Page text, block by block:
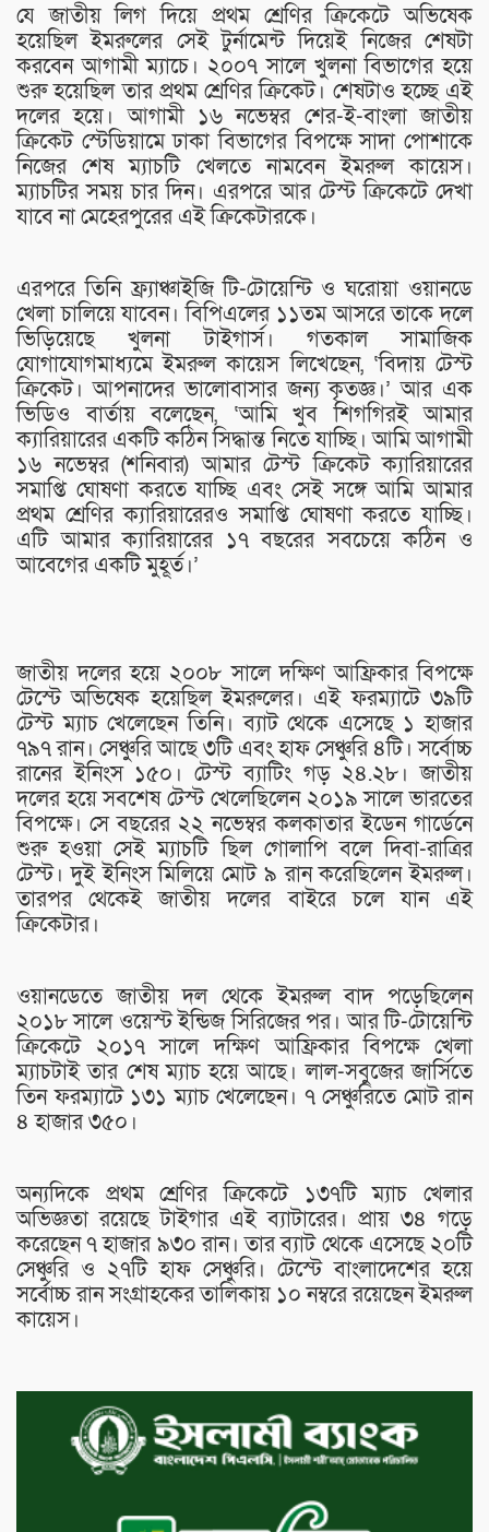
যে জাতীয় লিগ দিয়ে প্রথম শ্রেণির ক্রিকেটে অভিষেক
হয়েছিল ইমরুলের সেই টুর্নামেন্ট দিয়েই নিজের শেষটা
করবেন আগামী ম্যাচে। ২০০৭ সালে খুলনা বিভাগের হয়ে
শুরু হয়েছিল তার প্রথম শ্রেণির ক্রিকেট। শেষটাও হচ্ছে এই
দলের হয়ে। আগামী ১৬ নভেম্বর শের-ই-বাংলা জাতীয়
ক্রিকেট স্টেডিয়ামে ঢাকা বিভাগের বিপক্ষে সাদা পোশাকে
নিজের শেষ ম্যাচটি খেলতে নামবেন ইমরুল কায়েস।
ম্যাচটির সময় চার দিন। এরপরে আর টেস্ট ক্রিকেটে দেখা
যাবে না মেহেরপুরের এই ক্রিকেটারকে।
এরপরে তিনি ফ্র্যাঞ্চাইজি টি-টোয়েন্টি ও ঘরোয়া ওয়ানডে
খেলা চালিয়ে যাবেন। বিপিএলের ১১তম আসরে তাকে দলে
ভিড়িয়েছে খুলনা টাইগার্স। গতকাল সামাজিক
যোগাযোগমাধ্যমে ইমরুল কায়েস লিখেছেন, ‘বিদায় টেস্ট
ক্রিকেট। আপনাদের ভালোবাসার জন্য কৃতজ্ঞ।’ আর এক
ভিডিও বার্তায় বলেছেন, ‘আমি খুব শিগগিরই আমার
ক্যারিয়ারের একটি কঠিন সিদ্ধান্ত নিতে যাচ্ছি। আমি আগামী
১৬ নভেম্বর (শনিবার) আমার টেস্ট ক্রিকেট ক্যারিয়ারের
সমাপ্তি ঘোষণা করতে যাচ্ছি এবং সেই সঙ্গে আমি আমার
প্রথম শ্রেণির ক্যারিয়ারেরও সমাপ্তি ঘোষণা করতে যাচ্ছি।
এটি আমার ক্যারিয়ারের ১৭ বছরের সবচেয়ে কঠিন ও
আবেগের একটি মুহূর্ত।’
জাতীয় দলের হয়ে ২০০৮ সালে দক্ষিণ আফ্রিকার বিপক্ষে
টেস্টে অভিষেক হয়েছিল ইমরুলের। এই ফরম্যাটে ৩৯টি
টেস্ট ম্যাচ খেলেছেন তিনি। ব্যাট থেকে এসেছে ১ হাজার
৭৯৭ রান। সেঞ্চুরি আছে ৩টি এবং হাফ সেঞ্চুরি ৪টি। সর্বোচ্চ
রানের ইনিংস ১৫০। টেস্ট ব্যাটিং গড় ২৪.২৮। জাতীয়
দলের হয়ে সবশেষ টেস্ট খেলেছিলেন ২০১৯ সালে ভারতের
বিপক্ষে। সে বছরের ২২ নভেম্বর কলকাতার ইডেন গার্ডেনে
শুরু হওয়া সেই ম্যাচটি ছিল গোলাপি বলে দিবা-রাত্রির
টেস্ট। দুই ইনিংস মিলিয়ে মোট ৯ রান করেছিলেন ইমরুল।
তারপর থেকেই জাতীয় দলের বাইরে চলে যান এই
ক্রিকেটার।
ওয়ানডেতে জাতীয় দল থেকে ইমরুল বাদ পড়েছিলেন
২০১৮ সালে ওয়েস্ট ইন্ডিজ সিরিজের পর। আর টি-টোয়েন্টি
ক্রিকেটে ২০১৭ সালে দক্ষিণ আফ্রিকার বিপক্ষে খেলা
ম্যাচটাই তার শেষ ম্যাচ হয়ে আছে। লাল-সবুজের জার্সিতে
তিন ফরম্যাটে ১৩১ ম্যাচ খেলেছেন। ৭ সেঞ্চুরিতে মোট রান
৪ হাজার ৩৫০।
অন্যদিকে প্রথম শ্রেণির ক্রিকেটে ১৩৭টি ম্যাচ খেলার
অভিজ্ঞতা রয়েছে টাইগার এই ব্যাটারের। প্রায় ৩৪ গড়ে
করেছেন ৭ হাজার ৯৩০ রান। তার ব্যাট থেকে এসেছে ২০টি
সেঞ্চুরি ও ২৭টি হাফ সেঞ্চুরি। টেস্টে বাংলাদেশের হয়ে
সর্বোচ্চ রান সংগ্রাহকের তালিকায় ১০ নম্বরে রয়েছেন ইমরুল
কায়েস।